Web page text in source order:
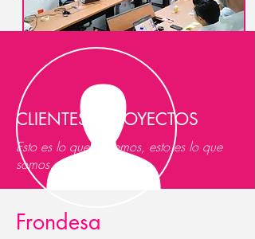
Frondesa Fundación
el Desarrollo
Frondesa
CLIENTES Y PROYECTOS
Esto es lo que hacemos, esto es lo que
somos....